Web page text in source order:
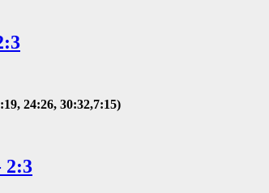
24:26, 30:32,7:15)